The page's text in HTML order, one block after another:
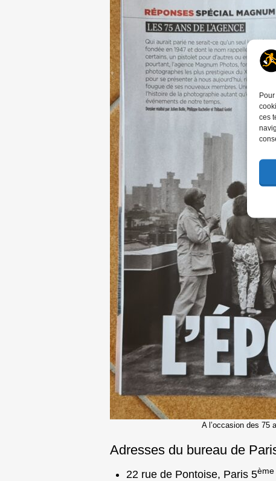
ces
A l’occasion des 75
Adresses du bureau de
22 rue de Pontoise, Paris 5ème